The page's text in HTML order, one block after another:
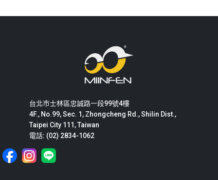
台北市士林區忠誠路一段99號4樓
4F., No.99, Sec. 1, Zhongcheng Rd., Shilin Dist.,
Taipei City 111, Taiwan
電話: (02) 2834-1062